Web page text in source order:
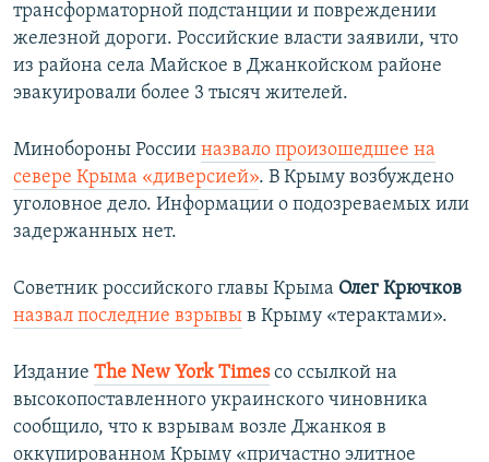
трансформаторной подстанции и повреждении
железной дороги. Российские власти заявили, что
из района села Майское в Джанкойском районе
эвакуировали более 3 тысяч жителей.
Минобороны России назвало произошедшее на
севере Крыма «диверсией». В Крыму возбуждено
уголовное дело. Информации о подозреваемых или
задержанных нет.
Советник российского главы Крыма Олег Крючков
назвал последние взрывы в Крыму «терактами».
Издание The New York Timesсо ссылкой на
высокопоставленного украинского чиновника
сообщило, что к взрывам возле Джанкоя в
оккупированном Крыму «причастно элитное